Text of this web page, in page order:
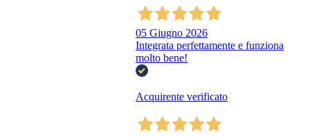
05 Giugno 2026
Integrata perfettamente e funziona
molto bene!
Acquirente verificato